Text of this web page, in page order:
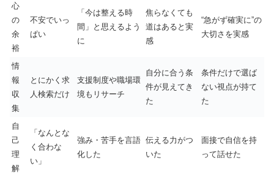
心
の
余
裕
不安でいっ
ぱい
「今は整える時
間」と思えるよう
に
焦らなくても
道はあると実
感
“急がず確実に”の
大切さを実感
情
報
収
集
とにかく求
人検索だけ
支援制度や職場環
境もリサーチ
自分に合う条
件が見えてき
た
条件だけで選ば
ない視点が持て
た
自
己
理
解
「なんとな
く合わな
い」
強み・苦手を言語
化した
伝える力がつ
いた
面接で自信を持
って話せた